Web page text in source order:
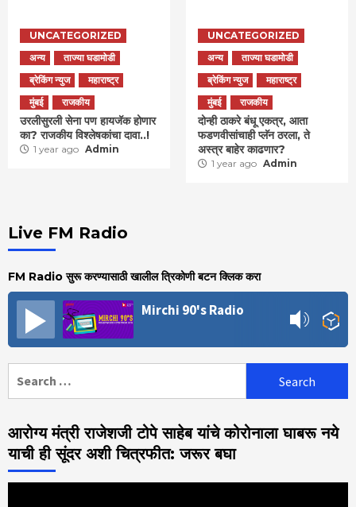
UNCATEGORIZED
अन्य
ताज्या घडामोडी
ब्रेकिंग न्युज
महाराष्ट्र
मुंबई
राजकीय
उरलीसुरली सेना पण हायजॅक होणार
का? राजकीय विश्लेषकांचा दावा..!
1 year ago Admin
UNCATEGORIZED
अन्य
ताज्या घडामोडी
ब्रेकिंग न्युज
महाराष्ट्र
मुंबई
राजकीय
दोन्ही ठाकरे बंधू एकत्र, आता
फडणवीसांचाही प्लॅन ठरला, ते
अस्त्र बाहेर काढणार?
1 year ago Admin
Live FM Radio
FM Radio सुरू करण्यासाठी खालील त्रिकोणी बटन क्लिक करा
Mirchi 90's Radio
आरोग्य मंत्री राजेशजी टोपे साहेब यांचे कोरोनाला घाबरू नये
याची ही सूंदर अशी चित्रफीत: जरूर बघा